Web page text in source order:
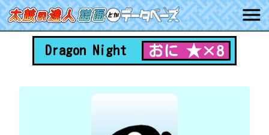
Dragon Night おに ★×8